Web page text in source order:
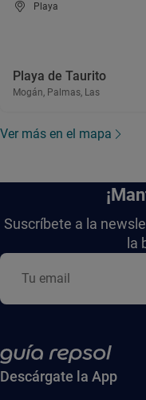
Playa
Playa de Taurito
Mogán, Palmas, Las
Ver más en el mapa
Suscríbete a la
la
Descárgate la App